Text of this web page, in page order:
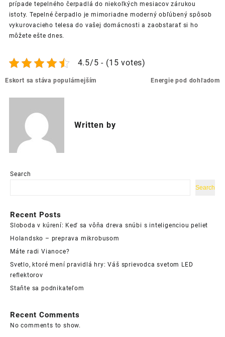
prípade tepelného čerpadlá do niekoľkých mesiacov zárukou
istoty. Tepelné čerpadlo je mimoriadne moderný obľúbený spôsob
vykurovacieho telesa do vašej domácnosti a zaobstarať si ho
môžete ešte dnes.
4.5/5 - (15 votes)
Post
Eskort sa stáva populárnejším Energie pod dohľadom
Written by
Search
Search
Recent Posts
Sloboda v kúrení: Keď sa vôňa dreva snúbi s inteligenciou peliet
Holandsko – preprava mikrobusom
Máte radi Vianoce?
Svetlo, ktoré mení pravidlá hry: Váš sprievodca svetom LED
reflektorov
Staňte sa podnikateľom
Recent Comments
No comments to show.